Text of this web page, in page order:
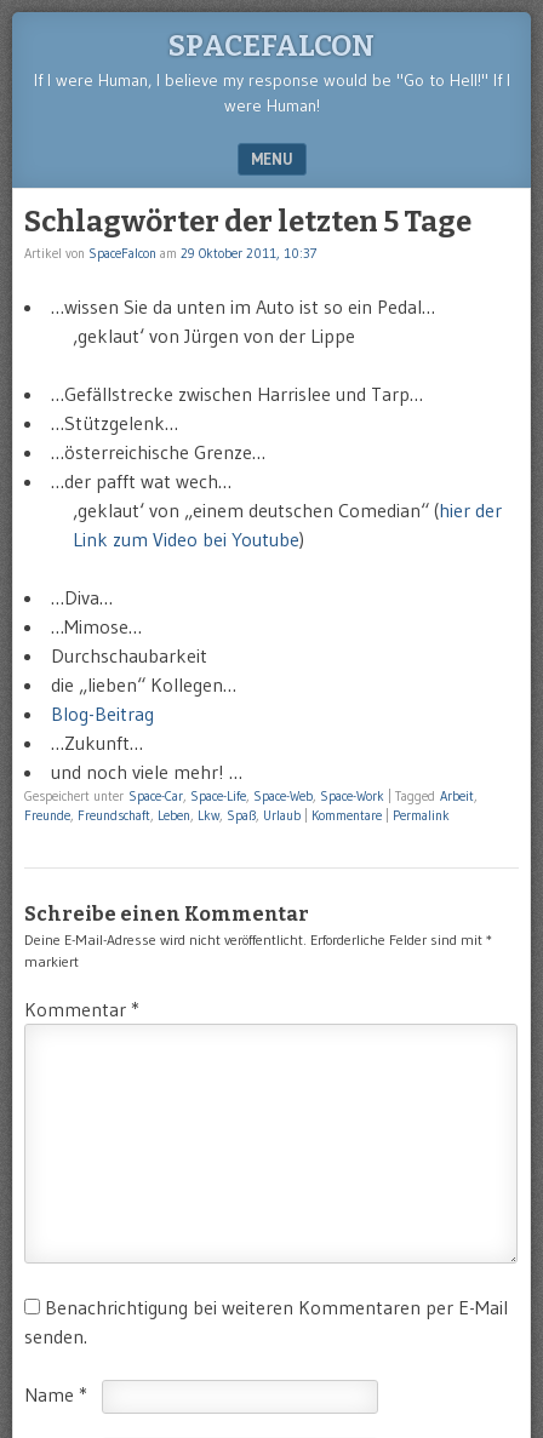
SPACEFALCON
If I were Human, I believe my response would be "Go to Hell!" If I
were Human!
MENU
Schlagwörter der letzten 5 Tage
Artikel von SpaceFalcon am 29 Oktober 2011, 10:37
…wissen Sie da unten im Auto ist so ein Pedal…
‚geklaut‘ von Jürgen von der Lippe
…Gefällstrecke zwischen Harrislee und Tarp…
…Stützgelenk…
…österreichische Grenze…
…der pafft wat wech…
‚geklaut‘ von „einem deutschen Comedian“ (hier der
Link zum Video bei Youtube)
…Diva…
…Mimose…
Durchschaubarkeit
die „lieben“ Kollegen…
Blog-Beitrag
…Zukunft…
und noch viele mehr! …
Gespeichert unter Space-Car, Space-Life, Space-Web, Space-Work Tagged Arbeit,
Freunde, Freundschaft, Leben, Lkw, Spaß, Urlaub Kommentare Permalink
Schreibe einen Kommentar
Deine E-Mail-Adresse wird nicht veröffentlicht. Erforderliche Felder sind mit *
markiert
Kommentar *
Benachrichtigung bei weiteren Kommentaren per E-Mail
senden.
Name *